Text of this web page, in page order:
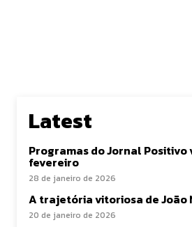
Latest
Programas do Jornal Positivo
fevereiro
28 de janeiro de 2026
A trajetória vitoriosa de João
20 de janeiro de 2026